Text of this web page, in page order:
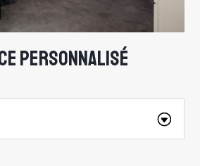
PERSONNALISÉ